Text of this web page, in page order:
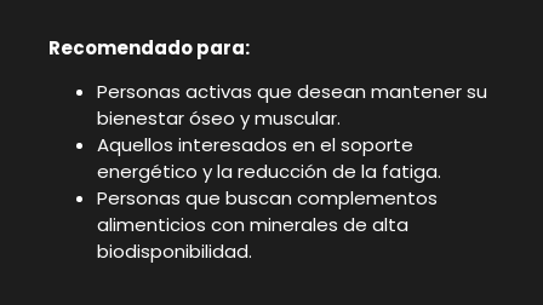
Recomendado para:
Personas activas que desean mantener su
bienestar óseo y muscular.
Aquellos interesados en el soporte
energético y la reducción de la fatiga.
Personas que buscan complementos
alimenticios con minerales de alta
biodisponibilidad.